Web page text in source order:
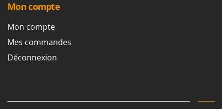
Piscines
Planteuses de pommes de terre pour tracteur
Plateaux de coupe pour tracteur
Plumeuses
Pompes immergées électriques
G
Gardena
Garofalo
GeoTech
Mon compte
Mon compte
Mes commandes
Déconnexion